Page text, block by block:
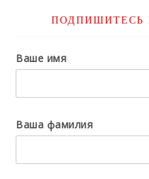
ПОДПИШИТЕСЬ
Ваше имя
Ваша фамилия